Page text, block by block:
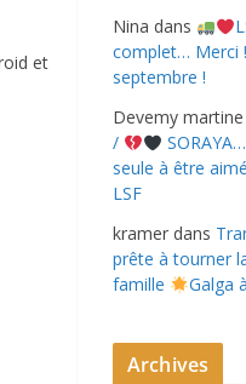
et
Nina dans
complet… Merci !
septembre !
Devemy martine
/
seule à être
LSF
kramer dans
prête à tourner
famille
Galga
Archives